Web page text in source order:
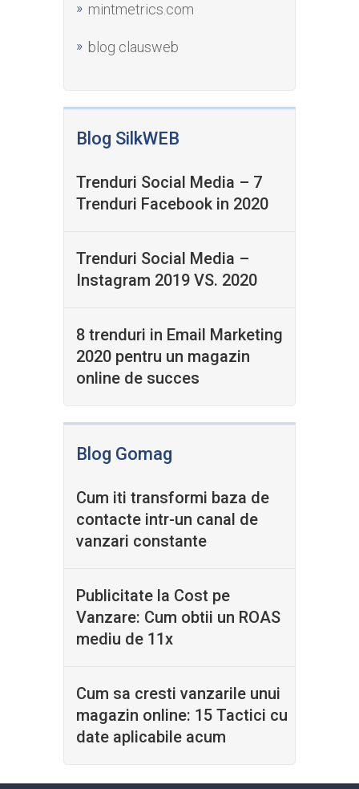
mintmetrics.com
blog clausweb
Blog SilkWEB
Trenduri Social Media – 7
Trenduri Facebook in 2020
Trenduri Social Media –
Instagram 2019 VS. 2020
8 trenduri in Email Marketing
2020 pentru un magazin
online de succes
Blog Gomag
Cum iti transformi baza de
contacte intr-un canal de
vanzari constante
Publicitate la Cost pe
Vanzare: Cum obtii un ROAS
mediu de 11x
Cum sa cresti vanzarile unui
magazin online: 15 Tactici cu
date aplicabile acum